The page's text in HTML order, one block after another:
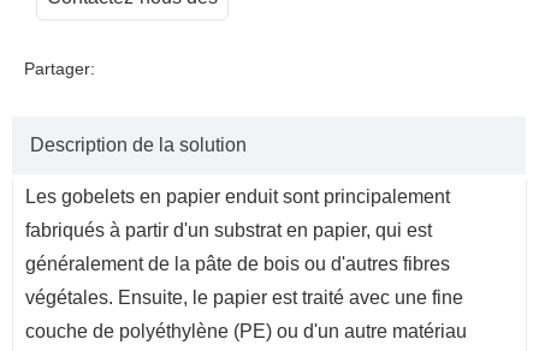
Partager:
Description de la solution
Les gobelets en papier enduit sont principalement
fabriqués à partir d'un substrat en papier, qui est
généralement de la pâte de bois ou d'autres fibres
végétales. Ensuite, le papier est traité avec une fine
couche de polyéthylène (PE) ou d'un autre matériau